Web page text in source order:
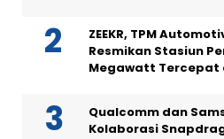
ZEEKR, TPM
Resmikan Stasiun
Megawatt Tercepat
Qualcomm dan
Kolaborasi